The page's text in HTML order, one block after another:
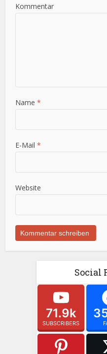
Kommentar
Name*
E-Mail*
Website
Social
71.9k
SUBSCRIBERS